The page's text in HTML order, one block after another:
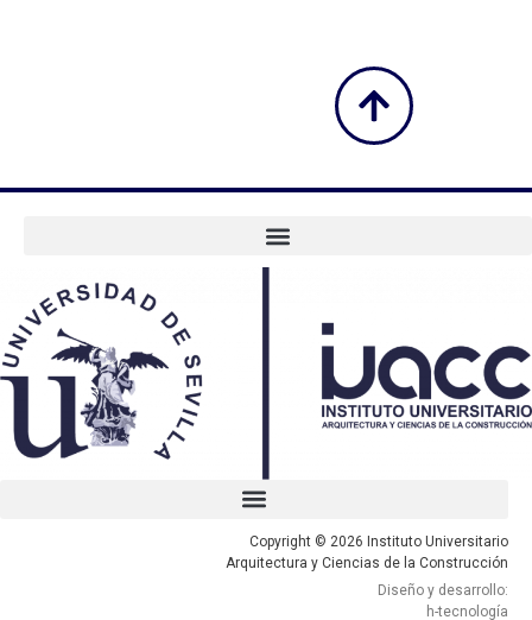
Copyright © 2026 Instituto Universitario
Arquitectura y Ciencias de la Construcción
Diseño y desarrollo:
h-tecnología